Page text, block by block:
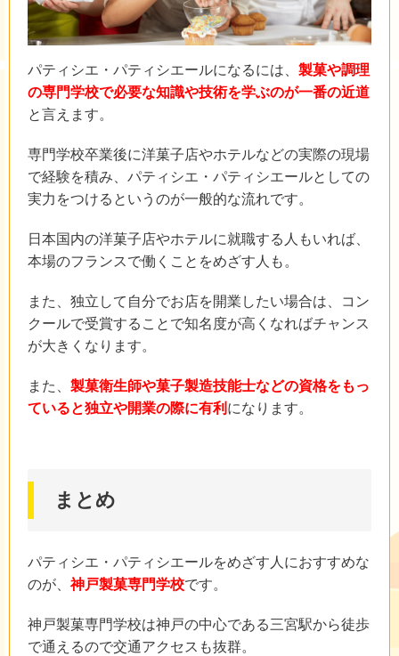
パティシエ・パティシエールになるには、 製菓や調理
の専門学校で必要な知識や技術を学ぶのが一番の近道
と言えます。
専門学校卒業後に洋菓子店やホテルなどの実際の現場
で経験を積み、パティシエ・パティシエールとしての
実力をつけるというのが一般的な流れです。
日本国内の洋菓子店やホテルに就職する人もいれば、
本場のフランスで働くことをめざす人も。
また、独立して自分でお店を開業したい場合は、コン
クールで受賞することで知名度が高くなればチャンス
が大きくなります。
また、 製菓衛生師や菓子製造技能士などの資格をもっ
ていると独立や開業の際に有利 になります。
まとめ
パティシエ・パティシエールをめざす人におすすめな
のが、神戸製菓専門学校です。
神戸製菓専門学校は神戸の中心である三宮駅から徒歩
で通えるので交通アクセスも抜群。